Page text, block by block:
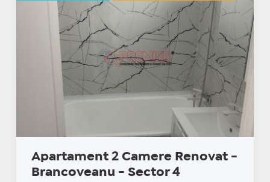
Apartament 2 Camere Renovat -
Brancoveanu - Sector 4